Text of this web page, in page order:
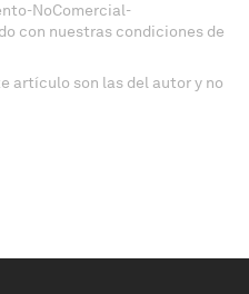
NoComercial-
con nuestras condiciones de
artículo son las del autor y no